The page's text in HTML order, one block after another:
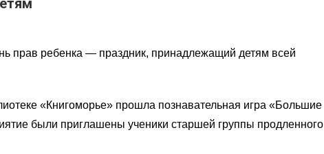
прав ребенка — праздник, принадлежащий детям всей
«Книгоморье» прошла познавательная игра «Большие
были приглашены ученики старшей группы продленного